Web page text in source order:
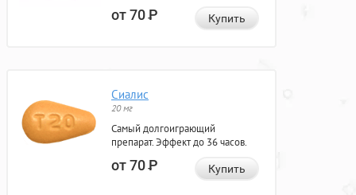
от 70Р Купить
Сиалис
20 мг
Самый долгоиграющий
препарат. Эффект до 36 часов.
от 70Р Купить